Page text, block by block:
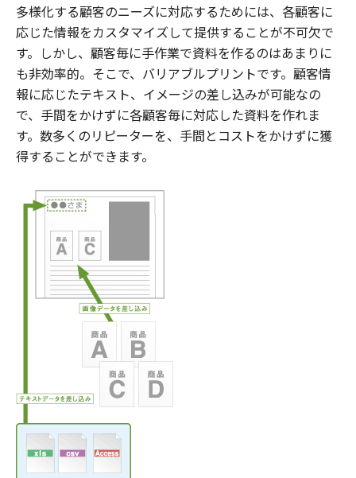
多様化する顧客のニーズに対応するためには、各顧客に
応じた情報をカスタマイズして提供することが不可欠で
す。しかし、顧客毎に手作業で資料を作るのはあまりに
も非効率的。そこで、バリアブルプリントです。顧客情
報に応じたテキスト、イメージの差し込みが可能なの
で、手間をかけずに各顧客毎に対応した資料を作れま
す。数多くのリピーターを、手間とコストをかけずに獲
得することができます。